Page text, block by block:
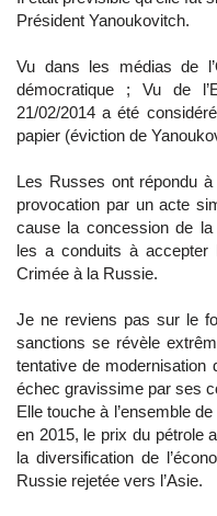
Président Yanoukovitch.
Vu dans les médias de
démocratique ; Vu de
21/02/2014 a été
papier (éviction de
Les Russes ont répondu
provocation par un acte
cause la concession de la
les a conduits à accepter
Crimée à la Russie.
Je ne reviens pas sur le
sanctions se révèle
tentative de modernisation
échec gravissime par ses
Elle touche à l’ensemble
en 2015, le prix du pétrole
la diversification de
Russie rejetée vers l’Asie.